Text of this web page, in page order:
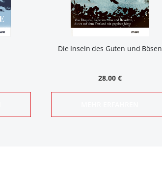
Die Inseln des Guten und Bösen
28,00 €